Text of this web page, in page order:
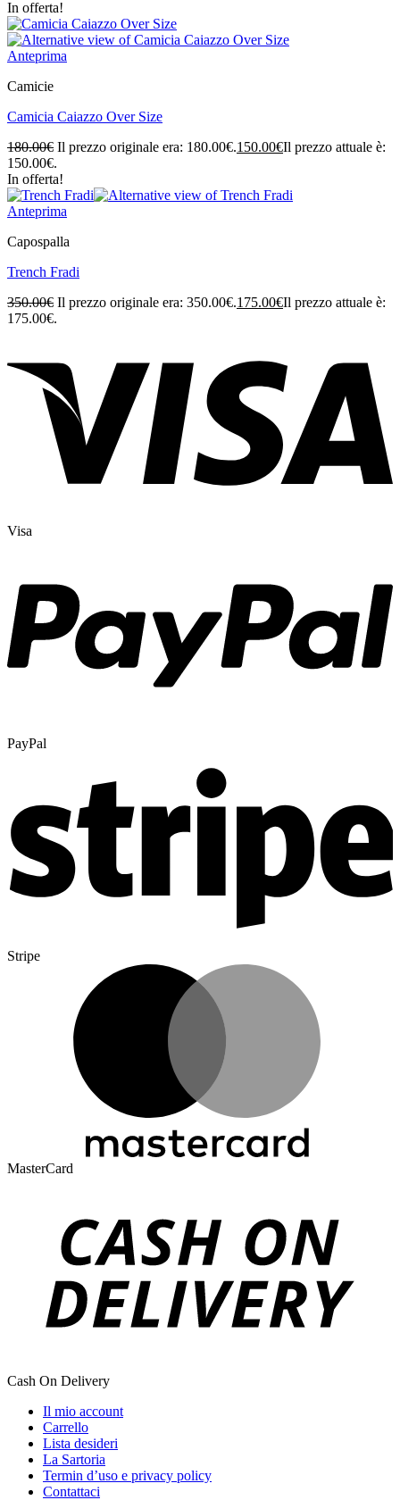
In offerta!
Anteprima
Camicie
Camicia Caiazzo Over Size
180.00€ Il prezzo originale era: 180.00€.150.00€Il prezzo attuale è:
150.00€.
In offerta!
Anteprima
Capospalla
Trench Fradi
350.00€ Il prezzo originale era: 350.00€.175.00€Il prezzo attuale è:
175.00€.
Visa
PayPal
Stripe
MasterCard
Cash On Delivery
Il mio account
Carrello
Lista desideri
La Sartoria
Termin d’uso e privacy policy
Contattaci